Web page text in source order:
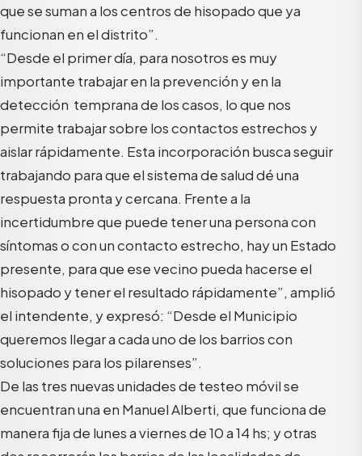
que se suman a los centros de hisopado que ya
funcionan en el distrito”.
“Desde el primer día, para nosotros es muy
importante trabajar en la prevención y en la
detección temprana de los casos, lo que nos
permite trabajar sobre los contactos estrechos y
aislar rápidamente. Esta incorporación busca seguir
trabajando para que el sistema de salud dé una
respuesta pronta y cercana. Frente a la
incertidumbre que puede tener una persona con
síntomas o con un contacto estrecho, hay un Estado
presente, para que ese vecino pueda hacerse el
hisopado y tener el resultado rápidamente”, amplió
el intendente, y expresó: “Desde el Municipio
queremos llegar a cada uno de los barrios con
soluciones para los pilarenses”.
De las tres nuevas unidades de testeo móvil se
encuentran una en Manuel Alberti, que funciona de
manera fija de lunes a viernes de 10 a 14 hs; y otras